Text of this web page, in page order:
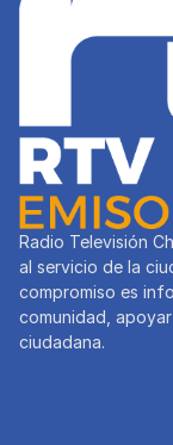
Radio Televisión
al servicio de la
compromiso es
comunidad,
ciudadana.